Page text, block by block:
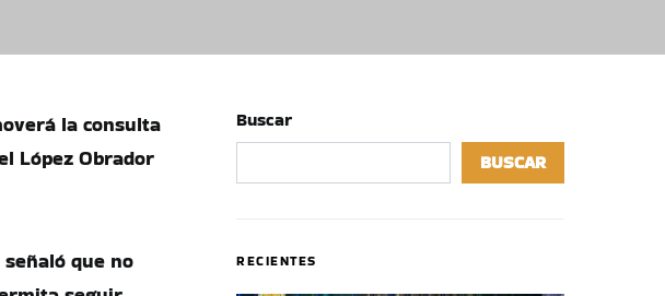
la consulta
López Obrador
que no
Buscar
BUSCAR
RECIENTES